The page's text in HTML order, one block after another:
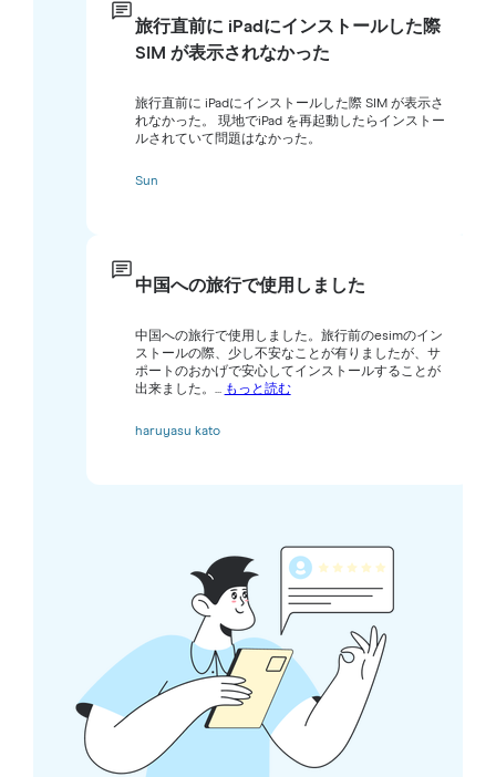
旅行直前に iPadにインストールした際
SIM が表示されなかった
旅行直前に iPadにインストールした際 SIM が表示さ
れなかった。 現地でiPad を再起動したらインストー
ルされていて問題はなかった。
Sun
中国への旅行で使用しました
中国への旅行で使用しました。旅行前のesimのイン
ストールの際、少し不安なことが有りましたが、サ
ポートのおかげで安心してインストールすることが
出来ました。... もっと読む
haruyasu kato